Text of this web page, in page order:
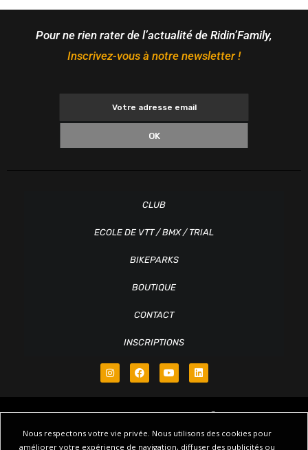
Pour ne rien rater de l’actualité de Ridin’Family,
Inscrivez-vous à notre newsletter !
OK
CLUB
ECOLE DE VTT / BMX / TRIAL
BIKEPARKS
BOUTIQUE
CONTACT
INSCRIPTIONS
Nous respectons votre vie privée. Nous utilisons des cookies pour
améliorer votre expérience de navigation, diffuser des publicités ou